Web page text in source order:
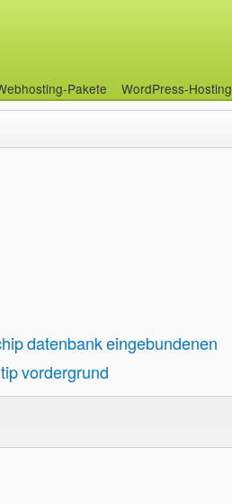
Pakete WordPress-Hosting
datenbankeingebundenen
tipvordergrund